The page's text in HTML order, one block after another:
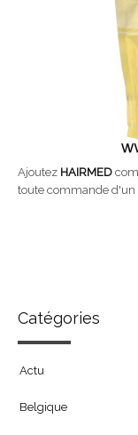
Ajoutez HAIRMED
toute commande
Catégories
Actu
Belgique